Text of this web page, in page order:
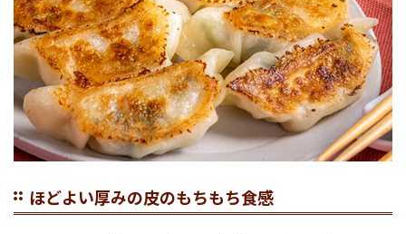
ほどよい厚みの皮のもちもち食感